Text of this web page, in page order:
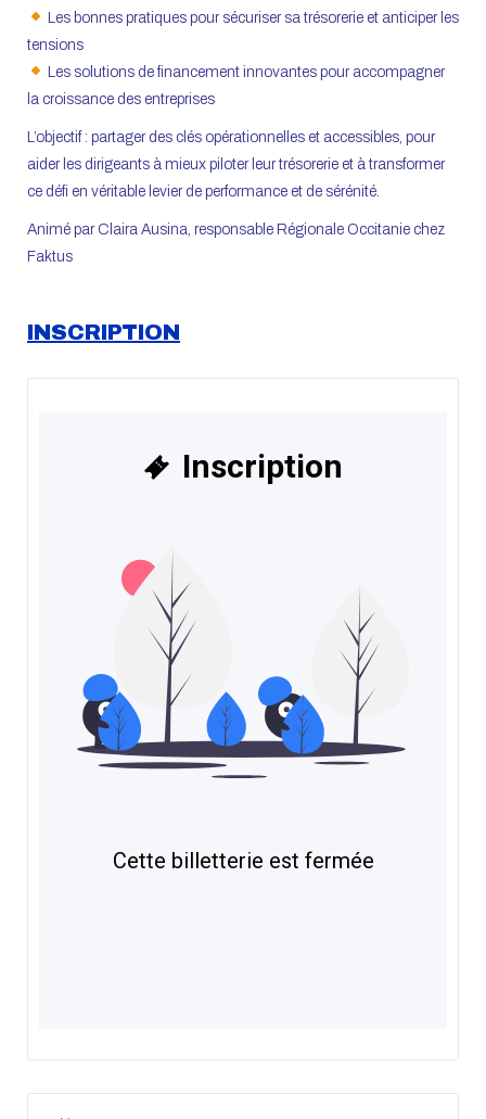
Les bonnes pratiques pour sécuriser sa trésorerie et anticiper les
tensions
Les solutions de financement innovantes pour accompagner
la croissance des entreprises
L’objectif : partager des clés opérationnelles et accessibles, pour
aider les dirigeants à mieux piloter leur trésorerie et à transformer
ce défi en véritable levier de performance et de sérénité.
Animé par Claira Ausina, responsable Régionale Occitanie chez
Faktus
INSCRIPTION